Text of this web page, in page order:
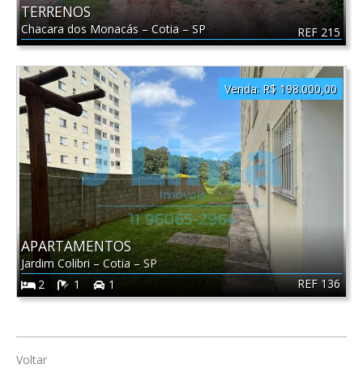
REF 215
TERRENOS
Chacara dos Monacás – Cotia –SP
REF 136
APARTAMENTOS
Jardim Colibri–Cotia–SP
2
1 1
Venda: R$ 198.000,00
Voltar